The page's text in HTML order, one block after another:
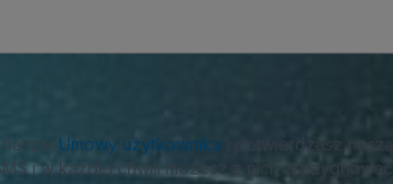
Umowy użytkownika i potwierdzasz naszą
i w każdej chwili możesz z nich zrezygnować.